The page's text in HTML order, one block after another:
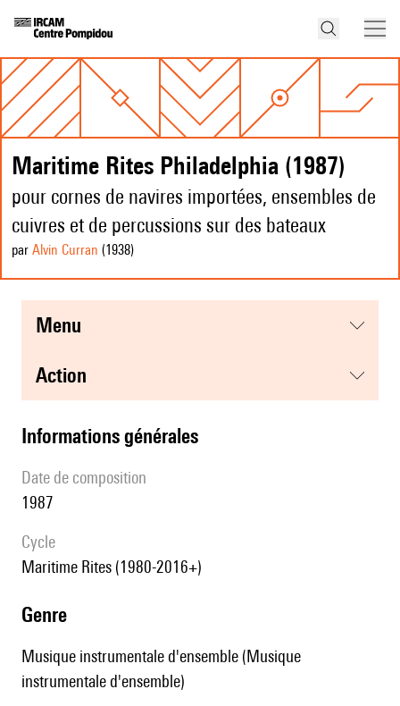
Maritime Rites Philadelphia (1987)
pour cornes de navires importées, ensembles de
cuivres et de percussions sur des bateaux
par Alvin Curran (1938)
menu
action
informations générales
date de composition
1987
Cycle
Maritime Rites (1980-2016+)
genre
Musique instrumentale d'ensemble (Musique
instrumentale d'ensemble)